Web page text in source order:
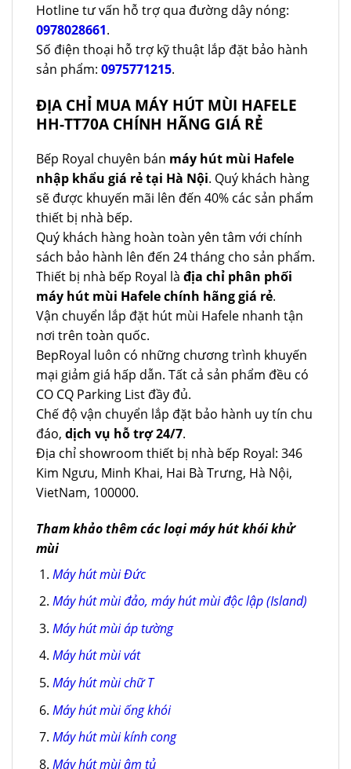
Hotline tư vấn hỗ trợ qua đường dây nóng:
0978028661.
Số điện thoại hỗ trợ kỹ thuật lắp đặt bảo hành
sản phẩm: 0975771215.
ĐỊA CHỈ MUA MÁY HÚT MÙI HAFELE
HH-TT70A CHÍNH HÃNG GIÁ RẺ
Bếp Royal chuyên bán máy hút mùi Hafele
nhập khẩu giá rẻ tại Hà Nội. Quý khách hàng
sẽ được khuyến mãi lên đến 40% các sản phẩm
thiết bị nhà bếp.
Quý khách hàng hoàn toàn yên tâm với chính
sách bảo hành lên đến 24 tháng cho sản phẩm.
Thiết bị nhà bếp Royal là địa chỉ phân phối
máy hút mùi Hafele chính hãng giá rẻ.
Vận chuyển lắp đặt hút mùi Hafele nhanh tận
nơi trên toàn quốc.
BepRoyal luôn có những chương trình khuyến
mại giảm giá hấp dẫn. Tất cả sản phẩm đều có
CO CQ Parking List đầy đủ.
Chế độ vận chuyển lắp đặt bảo hành uy tín chu
đáo, dịch vụ hỗ trợ 24/7.
Địa chỉ showroom thiết bị nhà bếp Royal: 346
Kim Ngưu, Minh Khai, Hai Bà Trưng, Hà Nội,
VietNam, 100000.
Tham khảo thêm các loại máy hút khói khử
mùi
Máy hút mùi Đức
Máy hút mùi đảo, máy hút mùi độc lập (Island)
Máy hút mùi áp tường
Máy hút mùi vát
Máy hút mùi chữ T
Máy hút mùi ống khói
Máy hút mùi kính cong
Máy hút mùi âm tủ